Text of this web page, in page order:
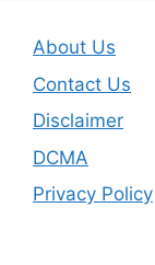
About Us
Contact Us
Disclaimer
DCMA
Privacy Policy